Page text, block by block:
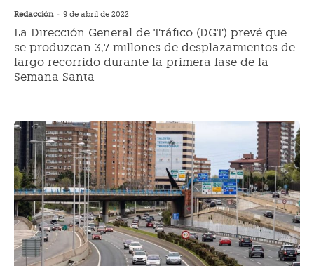
Redacción - 9 de abril de 2022
La Dirección General de Tráfico (DGT) prevé que
se produzcan 3,7 millones de desplazamientos de
largo recorrido durante la primera fase de la
Semana Santa